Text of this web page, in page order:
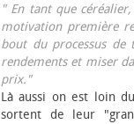
" En tant que
motivation première
bout du processus
rendements et miser
prix."
Là aussi on est loin
sortent de leur